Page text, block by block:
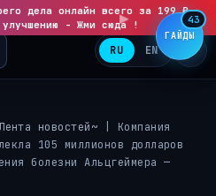
дела онлайн всего за 199 ₽
улучшению - Жми сюда ! ▶
RU EN
новостей~
Компания
105 миллионов долларов
болезни Альцгеймера —
ГАЙДЫ
43